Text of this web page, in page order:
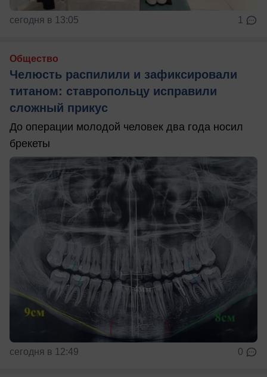
сегодня в 13:05 1
Общество
Челюсть распилили и зафиксировали
титаном: ставропольцу исправили
сложный прикус
До операции молодой человек два года носил
брекеты
сегодня в 12:49 0